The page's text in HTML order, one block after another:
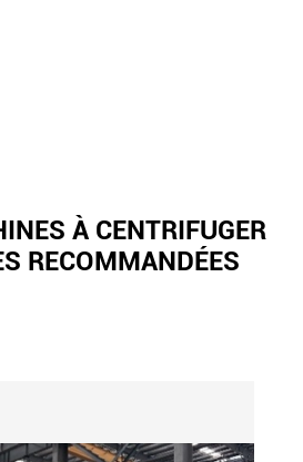
À CENTRIFUGER
RECOMMANDÉES